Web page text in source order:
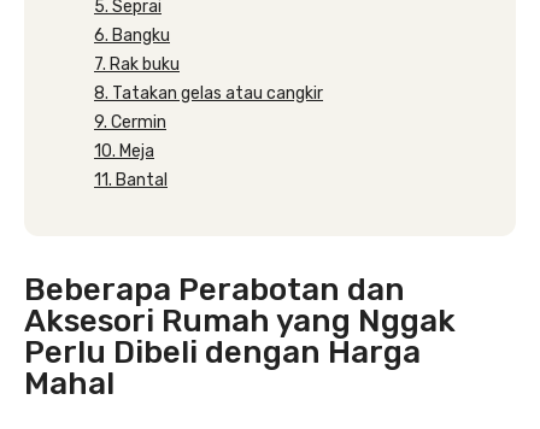
5. Seprai
6. Bangku
7. Rak buku
8. Tatakan gelas atau cangkir
9. Cermin
10. Meja
11. Bantal
Beberapa Perabotan dan
Aksesori Rumah yang Nggak
Perlu Dibeli dengan Harga
Mahal